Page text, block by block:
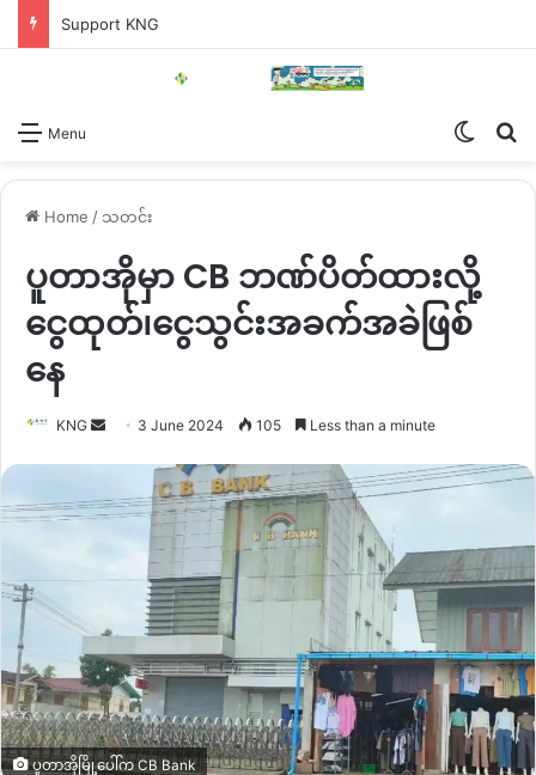
Support KNG
Menu
Home / သတင်း
ပူတာအိုမှာ CB ဘဏ်ပိတ်ထားလို့
ငွေထုတ်၊ငွေသွင်းအခက်အခဲဖြစ်
နေ
KNG
Send 3 June 2024 105 Less than a minute
ပူတာအိုမြို့ပေါ်က CB Bank